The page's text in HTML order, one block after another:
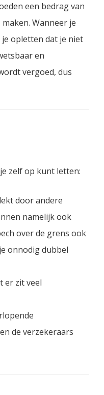
een bedrag van
Wanneer je
opletten dat je niet
en
vergoed, dus
zelf op kunt letten:
door andere
namelijk ook
over de grens ook
onnodig dubbel
er zit veel
de verzekeraars